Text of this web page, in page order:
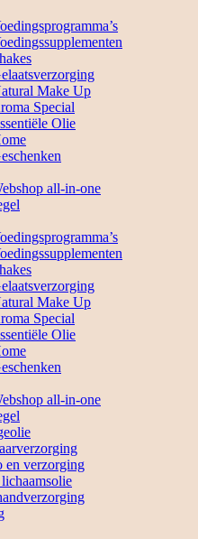
Make Up
Special
Olie
all-in-one
Make Up
Special
Olie
all-in-one
en verzorging